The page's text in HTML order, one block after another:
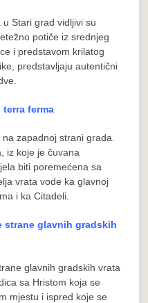
Stari grad vidljivi su
potiče iz srednjeg
i predstavom krilatog
predstavljaju autentični
ferma
zapadnoj strani grada.
iz koje je čuvana
biti poremećena sa
vrata vode ka glavnoj
i ka Citadeli.
strane glavnih gradskih
glavnih gradskih vrata
sa Hristom koja se
mjestu i ispred koje se